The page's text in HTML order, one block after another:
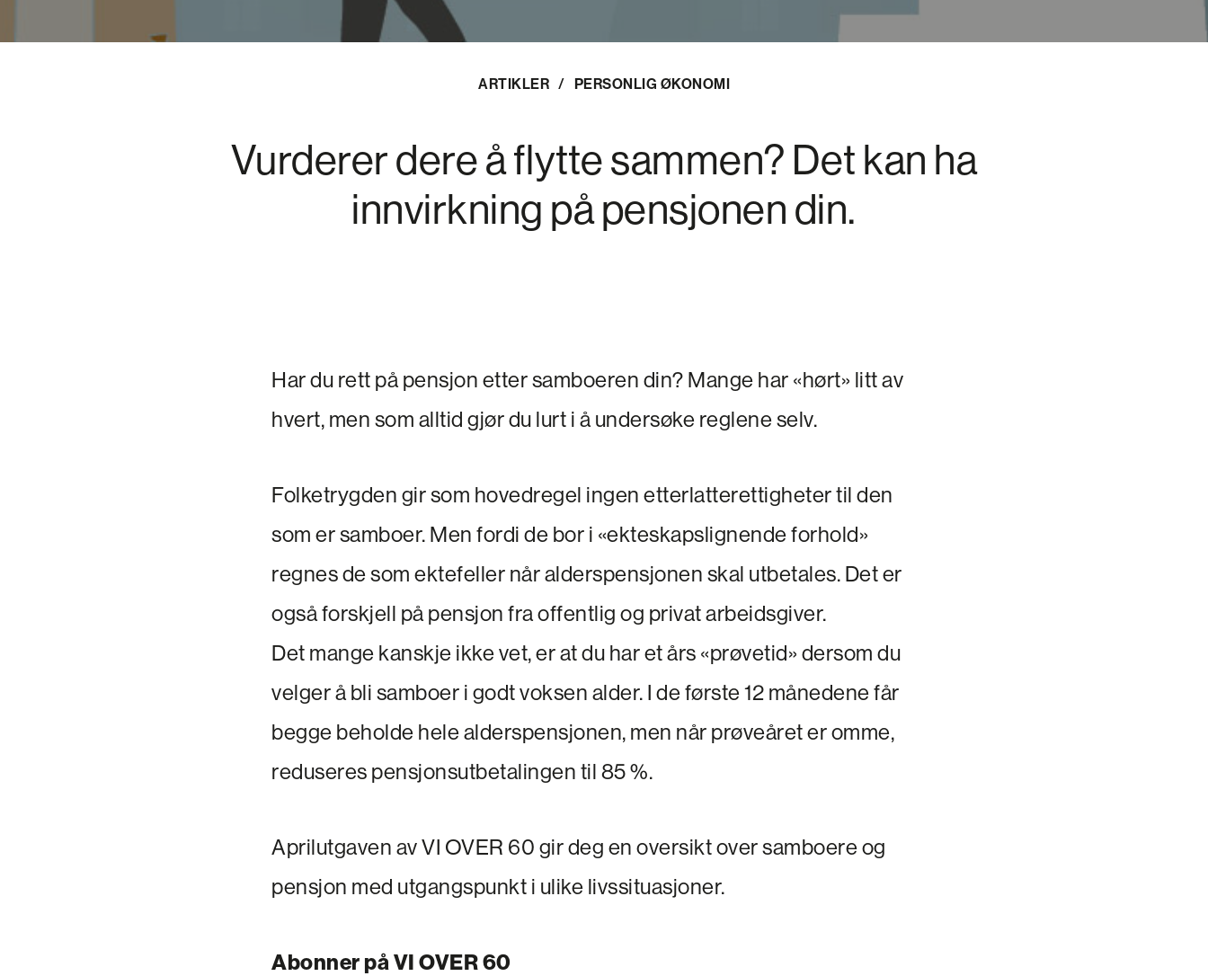
ARTIKLER / PERSONLIG ØKONOMI
Vurderer dere å flytte sammen? Det kan ha
innvirkning på pensjonen din.
Har du rett på pensjon etter samboeren din? Mange har «hørt» litt av
hvert, men som alltid gjør du lurt i å undersøke reglene selv.
Folketrygden gir som hovedregel ingen etterlatterettigheter til den
som er samboer. Men fordi de bor i «ekteskapslignende forhold»
regnes de som ektefeller når alderspensjonen skal utbetales. Det er
også forskjell på pensjon fra offentlig og privat arbeidsgiver.
Det mange kanskje ikke vet, er at du har et års «prøvetid» dersom du
velger å bli samboer i godt voksen alder. I de første 12 månedene får
begge beholde hele alderspensjonen, men når prøveåret er omme,
reduseres pensjonsutbetalingen til 85 %.
Aprilutgaven av VI OVER 60 gir deg en oversikt over samboere og
pensjon med utgangspunkt i ulike livssituasjoner.
Abonner på VI OVER 60